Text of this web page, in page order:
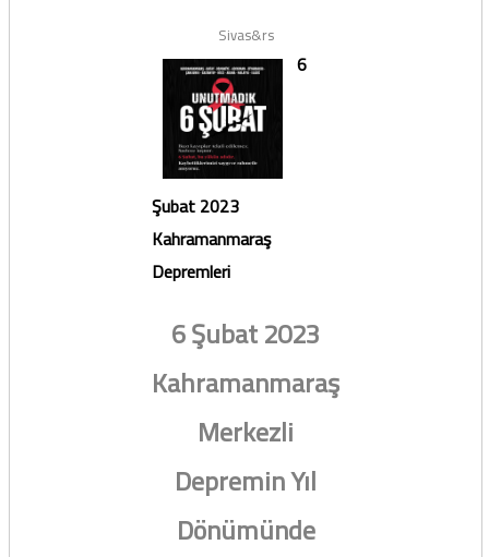
Sivas&rs
6
Şubat 2023
Kahramanmaraş
Depremleri
6 Şubat 2023
Kahramanmaraş
Merkezli
Depremin Yıl
Dönümünde